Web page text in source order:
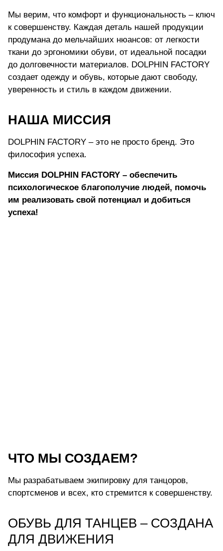
Мы верим, что комфорт и функциональность – ключ
к совершенству. Каждая деталь нашей продукции
продумана до мельчайших нюансов: от легкости
ткани до эргономики обуви, от идеальной посадки
до долговечности материалов. DOLPHIN FACTORY
создает одежду и обувь, которые дают свободу,
уверенность и стиль в каждом движении.
НАША МИССИЯ
DOLPHIN FACTORY – это не просто бренд. Это
философия успеха.
Миссия DOLPHIN FACTORY – обеспечить
психологическое благополучие людей, помочь
им реализовать свой потенциал и добиться
успеха!
ЧТО МЫ СОЗДАЕМ?
Мы разрабатываем экипировку для танцоров,
спортсменов и всех, кто стремится к совершенству.
ОБУВЬ ДЛЯ ТАНЦЕВ – СОЗДАНА
ДЛЯ ДВИЖЕНИЯ